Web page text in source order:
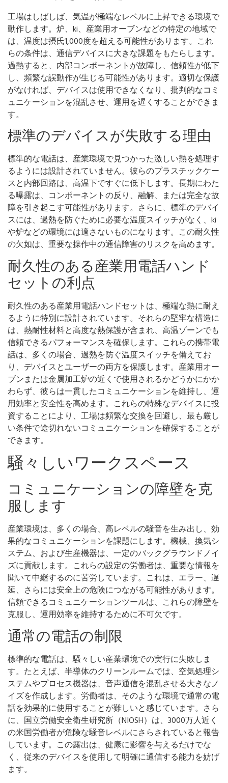
工場はしばしば、気温が極端なレベルに上昇できる環境で
動作します。炉、ki、産業用オーブンなどの特定の地域で
は、温度は摂氏1,000度を超える可能性があります。これ
らの条件は、通信デバイスに大きな課題をもたらします。
過熱すると、内部コンポーネントが故障し、信頼性が低下
し、頻繁な誤動作が生じる可能性があります。適切な保護
がなければ、デバイスは使用できなくなり、批判的なコミ
ュニケーションを混乱させ、運用を遅くすることができま
す。
標準のデバイスが失敗する理由
標準的な電話は、産業環境で見つかった激しい熱を処理す
るようには設計されていません。彼らのプラスチックケー
スと内部回路は、高温下ですぐに低下します。長期にわた
る曝露は、コンポーネントの反り、融解、または完全な故
障を引き起こす可能性があります。さらに、標準のデバイ
スには、過熱を防ぐために必要な温度スイッチがなく、ki
や炉などの環境には適さないものになります。この耐久性
の欠如は、重要な操作中の通信障害のリスクを高めます。
耐久性のある産業用電話ハンド
セットの利点
耐久性のある産業用電話ハンドセットは、極端な熱に耐え
るように特別に設計されています。それらの堅牢な構造に
は、熱耐性材料と高度な熱保護が含まれ、高温ゾーンでも
信頼できるパフォーマンスを確保します。これらの携帯電
話は、多くの場合、過熱を防ぐ温度スイッチを備えてお
り、デバイスとユーザーの両方を保護します。産業用オー
ブンまたは金属加工炉の近くで使用されるかどうかにかか
わらず、彼らは一貫したコミュニケーションを維持し、運
用効率と安全性を高めます。これらの特殊なデバイスに投
資することにより、工場は頻繁な交換を回避し、最も厳し
い条件で途切れないコミュニケーションを確保することが
できます。
騒々しいワークスペース
コミュニケーションの障壁を克
服します
産業環境は、多くの場合、高レベルの騒音を生み出し、効
果的なコミュニケーションを課題にします。機械、換気シ
ステム、および生産機器は、一定のバックグラウンドノイ
ズに貢献します。これらの設定の労働者は、重要な情報を
聞いて中継するのに苦労しています。これは、エラー、遅
延、さらには安全上の危険につながる可能性があります。
信頼できるコミュニケーションツールは、これらの障壁を
克服し、運用効率を維持するために不可欠です。
通常の電話の制限
標準的な電話は、騒々しい産業環境での実行に失敗しま
す。たとえば、半導体のクリーンルームでは、空気処理シ
ステムやプロセス機器は、音声通信を混乱させる大きなノ
イズを作成します。労働者は、そのような環境で通常の電
話を効果的に使用することが難しいと感じています。さら
に、国立労働安全衛生研究所（NIOSH）は、3000万人近く
の米国労働者が危険な騒音レベルにさらされていると報告
しています。この露出は、健康に影響を与えるだけでな
く、従来のデバイスを使用して明確に通信する能力を妨げ
ます。